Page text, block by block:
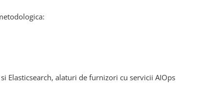
Elasticsearch, alaturi de furnizori cu servicii AIOps